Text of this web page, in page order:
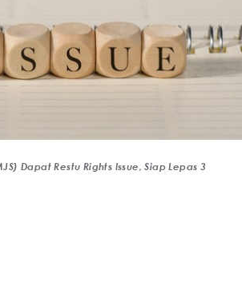
Dapat Restu Rights Issue, Siap Lepas 3